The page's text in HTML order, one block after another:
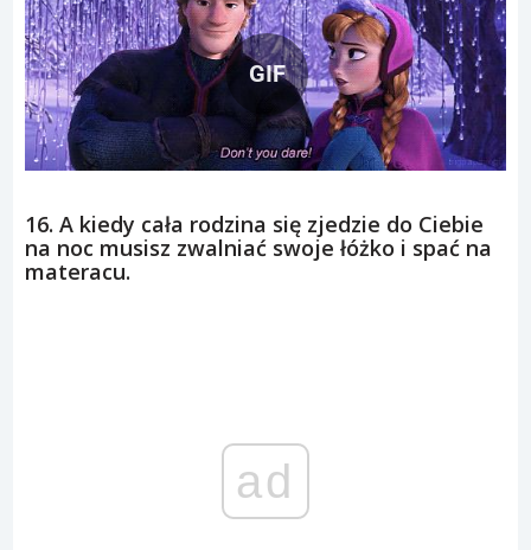
GIF
16. A kiedy cała rodzina się zjedzie do Ciebie
na noc musisz zwalniać swoje łóżko i spać na
materacu.
ad